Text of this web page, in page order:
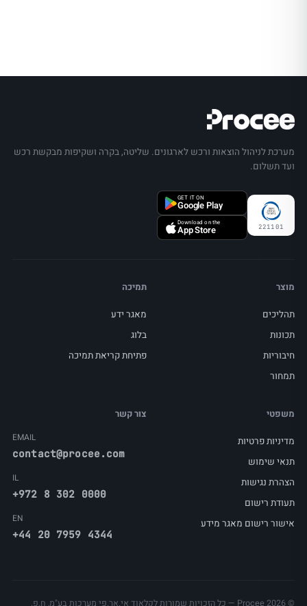
מערכת לניהול הוצאות ורכש לארגונים. שליטה, בקרה ושקיפות מבקשת רכש
ועד תשלום.
221101
GET IT ON
Google Play
Download on the
App Store
מוצר
תהליכים
תכונות
חיבוריות
תמחור
תמיכה
מאגר ידע
בלוג
פתיחת קריאת תמיכה
משפטי
מדיניות פרטיות
תנאי שימוש
הצהרת נגישות
תעודת רישום
אישור רישום מאגר מידע
צור קשר
EMAIL
contact@procee.com
IL
+972 8 302 0000
EN
+44 20 7959 4344
© Procee 2026 — כל הזכויות שמורות לקלאוד אי.אר.פי מערכות בע"מ, ח.פ.